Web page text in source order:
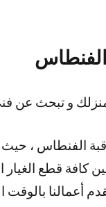
و تبحث عن
الفنطاس ،
كافة قطع
أعمالنا